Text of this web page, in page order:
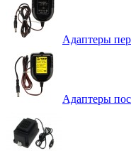
Адаптеры
Адаптеры